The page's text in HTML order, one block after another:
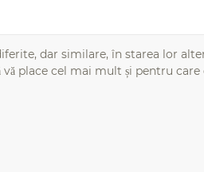
dar similare, în starea lor
place cel mai mult și pentru